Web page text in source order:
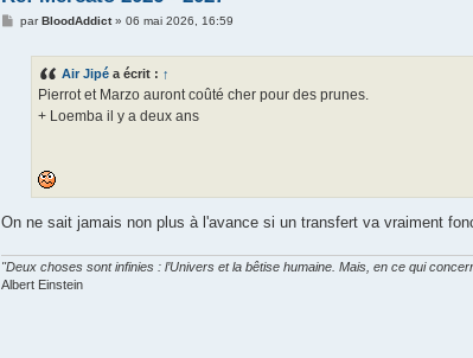
MparBloodAddict»06 mai 2026, 16:59
Air Jipé a écrit : ↑
Pierrot et Marzo auront coûté cher pour des prunes.
+ Loemba il y a deux ans
On ne sait jamais non plus à l'avance si un transfert va vraiment
"Deux choses sont infinies : l’Univers et la bêtise humaine. Mais, en ce qui
Albert Einstein